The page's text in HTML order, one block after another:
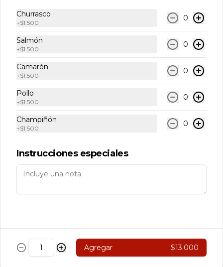
Nikkei
110 Nikkei
Carne, Queso Crema, Cebollin Env. En
Palta, Bañado en Salsa de Olivo.
$5.890
111 Rolls Acevichado
Camarón, Palta Env. En Arroz
Cubierto de Ceviche de Salmon,
113 Nikkei
Camarón, Salmon, Champiñón
Salteado. Pimentón y queso crema
Churrasco
+$1.500
0
Salmón
+$1.500
0
Camarón
+$1.500
0
Pollo
+$1.500
0
Champiñón
+$1.500
0
Instrucciones especiales
Agregar $13.000